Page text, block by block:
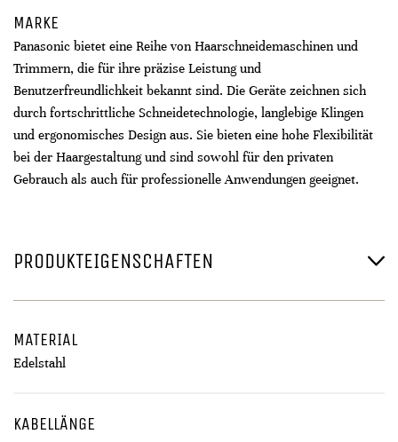
MARKE
Panasonic bietet eine Reihe von Haarschneidemaschinen und
Trimmern, die für ihre präzise Leistung und
Benutzerfreundlichkeit bekannt sind. Die Geräte zeichnen sich
durch fortschrittliche Schneidetechnologie, langlebige Klingen
und ergonomisches Design aus. Sie bieten eine hohe Flexibilität
bei der Haargestaltung und sind sowohl für den privaten
Gebrauch als auch für professionelle Anwendungen geeignet.
PRODUKTEIGENSCHAFTEN
MATERIAL
Edelstahl
KABELLÄNGE